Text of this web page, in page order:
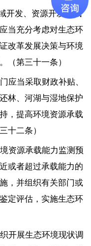
开发、资源开发、城
当充分考虑对生态环
改革发展决策与环境
（第三十一条）
应当采取财政补贴、
林、河湖与湿地保护
，提高环境资源承载
十二条）
资源承载能力监测预
或者超过承载能力的
，并组织有关部门或
定评估，实施生态环
开展生态环境现状调